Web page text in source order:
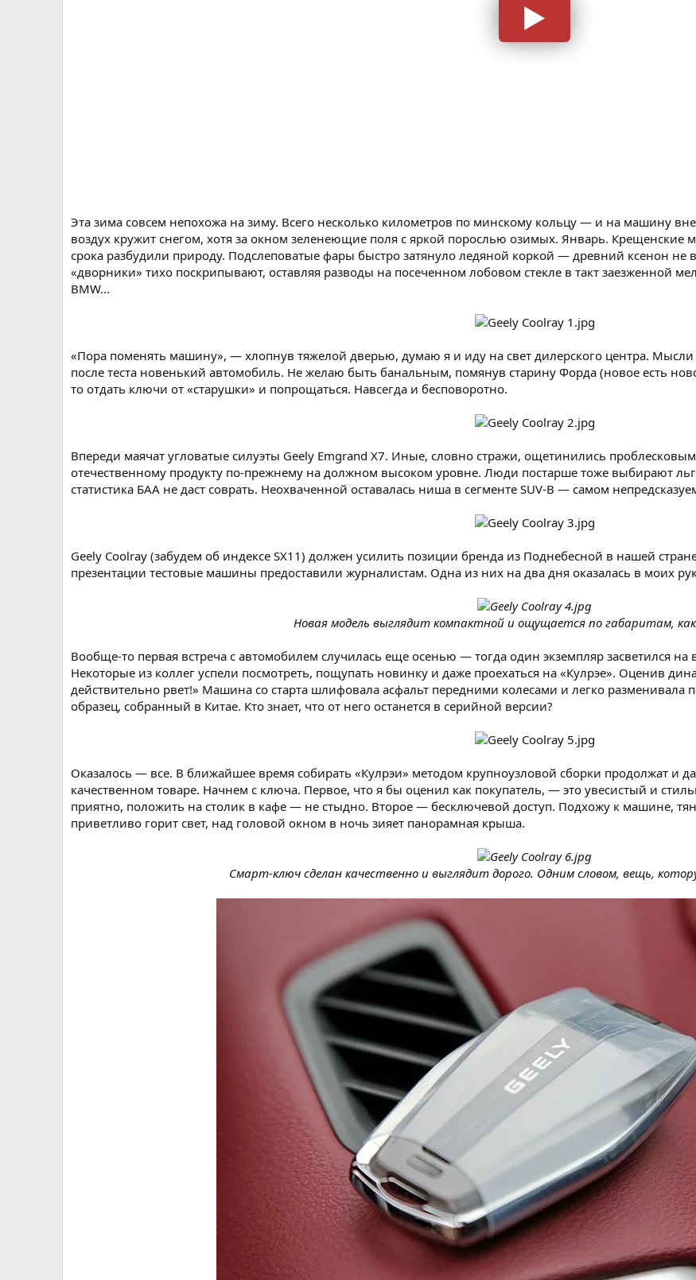
Эта зима совсем непохожа на зиму. Всего несколько километров по минскому кольцу — и на машину
воздух кружит снегом, хотя за окном зеленеющие поля с яркой порослью озимых. Январь.
срока разбудили природу. Подслеповатые фары быстро затянуло ледяной коркой — древний ксенон не
«дворники» тихо поскрипывают, оставляя разводы на посеченном лобовом стекле в такт заезженной
BMW...
«Пора поменять машину», — хлопнув тяжелой дверью, думаю я и иду на свет дилерского центра.
после теста новенький автомобиль. Не желаю быть банальным, помянув старину Форда (новое есть
то отдать ключи от «старушки» и попрощаться. Навсегда и бесповоротно.
Впереди маячат угловатые силуэты Geely Emgrand X7. Иные, словно стражи, ощетинились
отечественному продукту по-прежнему на должном высоком уровне. Люди постарше тоже выбирают
статистика БАА не даст соврать. Неохваченной оставалась ниша в сегменте SUV-B — самом
Geely Coolray (забудем об индексе SX11) должен усилить позиции бренда из Поднебесной в нашей
презентации тестовые машины предоставили журналистам. Одна из них на два дня оказалась в моих
Новая модель выглядит компактной и ощущается по габаритам,
Вообще-то первая встреча с автомобилем случилась еще осенью — тогда один экземпляр засветился
Некоторые из коллег успели посмотреть, пощупать новинку и даже проехаться на «Кулрэе». Оценив
действительно рвет!» Машина со старта шлифовала асфальт передними колесами и легко
образец, собранный в Китае. Кто знает, что от него останется в серийной версии?
Оказалось — все. В ближайшее время собирать «Кулрэи» методом крупноузловой сборки продолжат и
качественном товаре. Начнем с ключа. Первое, что я бы оценил как покупатель, — это увесистый и
приятно, положить на столик в кафе — не стыдно. Второе — бесключевой доступ. Подхожу к машине,
приветливо горит свет, над головой окном в ночь зияет панорамная крыша.
Смарт-ключ сделан качественно и выглядит дорого. Одним словом, вещь,